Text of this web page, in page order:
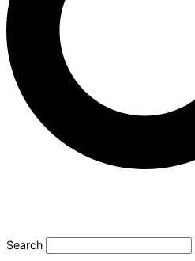
Search